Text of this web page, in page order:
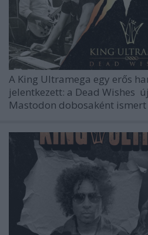
A King Ultramega egy erős
jelentkezett: a Dead Wishes
Mastodon dobosaként